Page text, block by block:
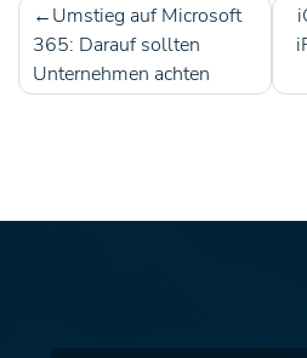
Umstieg auf Microsoft
365: Darauf sollten
Unternehmen achten